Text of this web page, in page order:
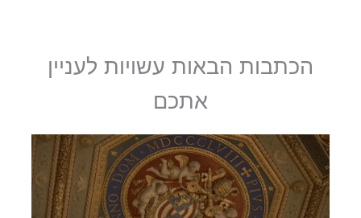
הכתבות הבאות עשויות לעניין
אתכם